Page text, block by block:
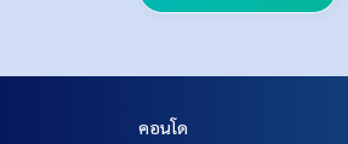
คอนโด